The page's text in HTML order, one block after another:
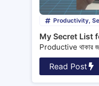
Productivity,
My Secret List
Productive থাকার
Read Post